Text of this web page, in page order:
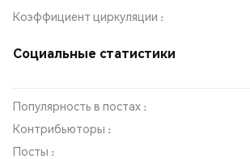
Коэффициент циркуляции
Социальные статистики
Популярность в постах :
Контрибьюторы :
Посты :